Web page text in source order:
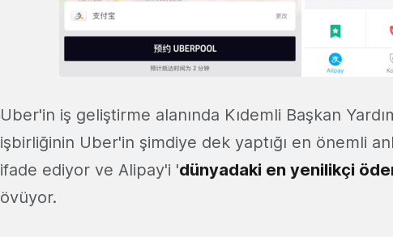
Uber'in iş geliştirme alanında Kıdemli Başkan
işbirliğinin Uber'in şimdiye dek yaptığı en önemli
ifade ediyor ve Alipay'i 'dünyadaki en yenilikçi
övüyor.